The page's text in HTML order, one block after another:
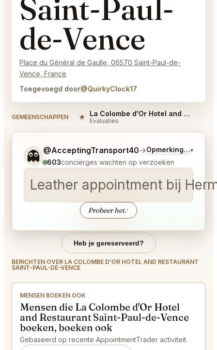
Saint-Paul-
de-Vence
Place du Général de Gaulle, 06570 Saint-Paul-de-
Vence, France
Toegevoegd door@QuirkyClock17
GEMEENSCHAPPEN ★ La Colombe d'Or Hotel and Restaurant Saint-Paul-de-Vence Reviews
Evaluaties
👻 @AcceptingTransport40→Opmerkingen over
▾
603conciërges wachten op verzoeken
Leather appointment bij
Probeer het.↑
Vertel me wat je wilt.
Heb je gereserveerd?
BERICHTEN OVER LA COLOMBE D'OR HOTEL AND RESTAURANT
SAINT-PAUL-DE-VENCE
MENSEN BOEKEN OOK
Mensen die La Colombe d'Or Hotel
and Restaurant Saint-Paul-de-Vence
boeken, boeken ook
Gebaseerd op recente AppointmentTrader activiteit.